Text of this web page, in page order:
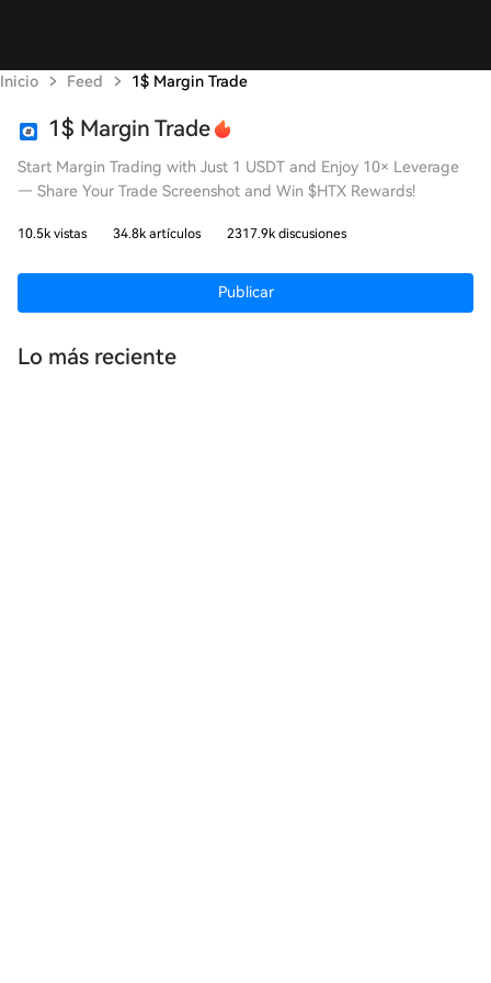
Inicio Feed 1$ Margin Trade
1$ Margin Trade
Start Margin Trading with Just 1 USDT and Enjoy 10× Leverage
— Share Your Trade Screenshot and Win $HTX Rewards!
10.5k vistas 34.8k artículos 2317.9k discusiones
Publicar
Lo más reciente